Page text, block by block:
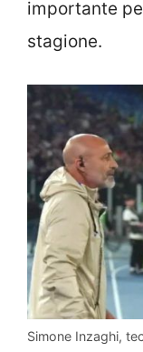
importante
stagione.
Simone Inzaghi,